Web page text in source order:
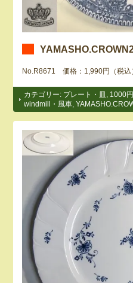
No.R8671 価格：1,990円（税
カテゴリー: プレート・皿 1000
windmill・風車 ,